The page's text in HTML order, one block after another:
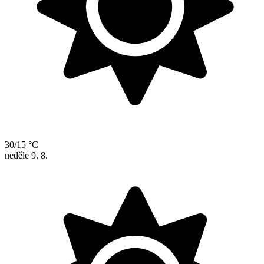
30/15 °C
neděle 9. 8.